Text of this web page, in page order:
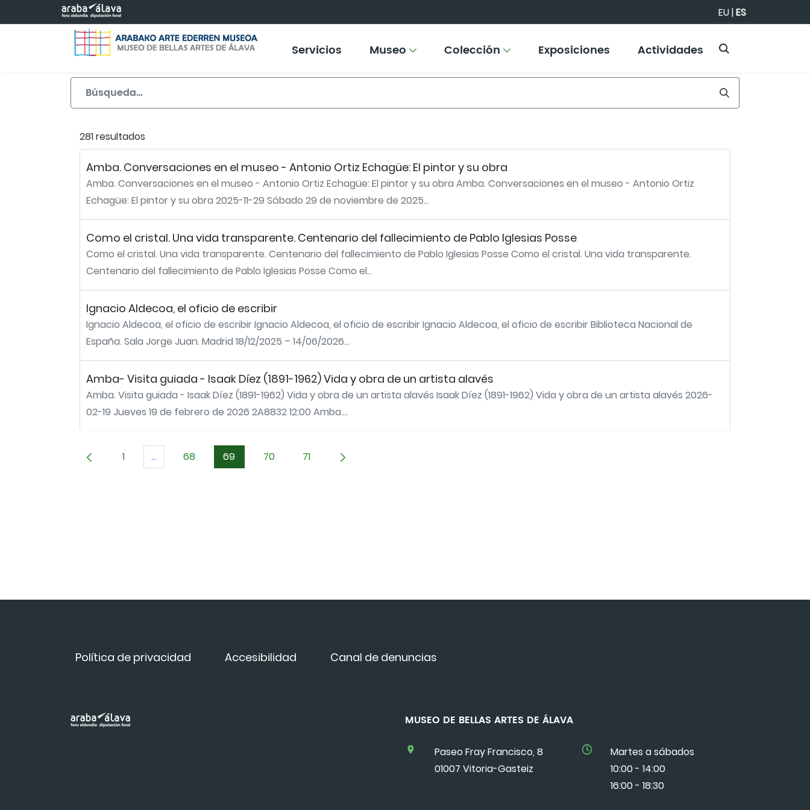
Saltar al contenido principal EU|ES
Servicios Museo Colección Exposiciones Actividades
281 resultados
Amba. Conversaciones en el museo - Antonio Ortiz Echagüe: El pintor y su obra
Amba. Conversaciones en el museo - Antonio Ortiz Echagüe: El pintor y su obra Amba. Conversaciones en el museo - Antonio Ortiz
Echagüe: El pintor y su obra 2025-11-29 Sábado 29 de noviembre de 2025...
Como el cristal. Una vida transparente. Centenario del fallecimiento de Pablo Iglesias Posse
Como el cristal. Una vida transparente. Centenario del fallecimiento de Pablo Iglesias Posse Como el cristal. Una vida transparente.
Centenario del fallecimiento de Pablo Iglesias Posse Como el...
Ignacio Aldecoa, el oficio de escribir
Ignacio Aldecoa, el oficio de escribir Ignacio Aldecoa, el oficio de escribir Ignacio Aldecoa, el oficio de escribir Biblioteca Nacional de
España. Sala Jorge Juan. Madrid 18/12/2025 – 14/06/2026...
Amba- Visita guiada - Isaak Díez (1891-1962) Vida y obra de un artista alavés
Amba. Visita guiada - Isaak Díez (1891-1962) Vida y obra de un artista alavés Isaak Díez (1891-1962) Vida y obra de un artista alavés 2026-
02-19 Jueves 19 de febrero de 2026 2A8832 12:00 Amba....
Página
1 ...Páginas intermedias Use TAB para desplazarse.
Página
68 Página
69 Página
70 Página
71
Política de privacidad Accesibilidad Canal de denuncias
MUSEO DE BELLAS ARTES DE ÁLAVA
Paseo Fray Francisco, 8
01007 Vitoria-Gasteiz
Martes a sábados
10:00 - 14:00
16:00 - 18:30